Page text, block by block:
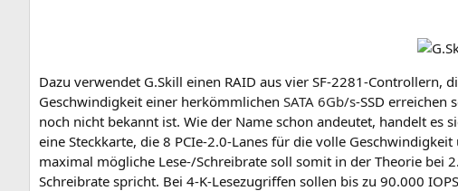
Dazu ver­wen­det G.Skill einen RAID aus vier SF-2281-Con­trol­lern,
Geschwin­dig­keit einer her­kömm­li­chen SATA 6Gb/s-SSD errei­chen
noch nicht bekannt ist. Wie der Name schon andeu­tet, han­delt es
eine Steck­kar­te, die 8 PCIe‑2.0‑Lanes für die vol­le
maxi­mal mög­li­che Lese-/Schreib­ra­te soll somit in der Theo­rie bei
Schreib­ra­te spricht. Bei 4‑K-Lese­zu­grif­fen sol­len bis zu 90.000 IOPS